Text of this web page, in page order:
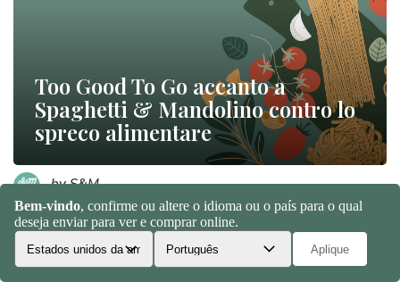
Too Good To Go accanto a
Spaghetti & Mandolino contro lo
spreco alimentare
by S&M